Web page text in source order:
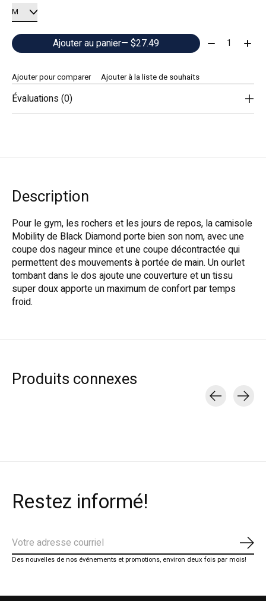
Ajouter au panier — $27.49 Quantité:
Ajouter pour comparer Ajouter à la liste de souhaits
Évaluations (0)
Description
Pour le gym, les rochers et les jours de repos, la camisole
Mobility de Black Diamond porte bien son nom, avec une
coupe dos nageur mince et une coupe décontractée qui
permettent des mouvements à portée de main. Un ourlet
tombant dans le dos ajoute une couverture et un tissu
super doux apporte un maximum de confort par temps
froid.
Produits connexes
Restez informé!
Des nouvelles de nos événements et promotions, environ deux fois par mois!